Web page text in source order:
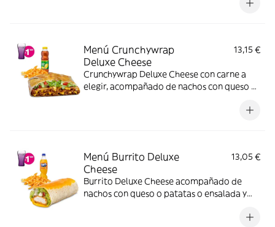
Menú Crunchywrap
Deluxe Cheese
13,15 €
Crunchywrap Deluxe Cheese con carne a
elegir, acompañado de nachos con queso o
Menú Burrito Deluxe
Cheese
13,05 €
Burrito Deluxe Cheese acompañado de
nachos con queso o patatas o ensalada y